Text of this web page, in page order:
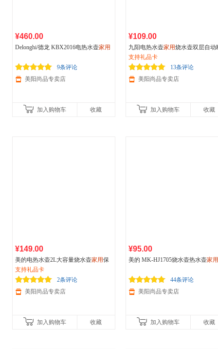
¥460.00
Delonghi/德龙 KBX2016电热水壶家用
9条评论
美阳尚品专卖店
加入购物车 收藏
¥109.00
九阳电热水壶家用烧水壶双层自动
电保温一体开水煲不锈钢电水壶
支持礼品卡
13条评论
美阳尚品专卖店
加入购物车 收藏
¥149.00
美的电热水壶2L大容量烧水壶家用保
温一体泡茶开水壶复古
支持礼品卡
2条评论
美阳尚品专卖店
加入购物车 收藏
¥95.00
美的 MK-HJ1705烧水壶热水壶家用
开水壶
44条评论
美阳尚品专卖店
加入购物车 收藏